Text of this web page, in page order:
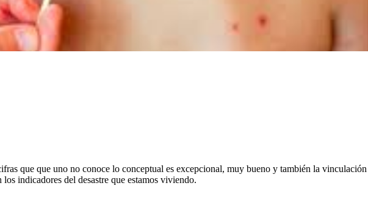
que que uno no conoce lo conceptual es excepcional, muy bueno y también la vinculación
indicadores del desastre que estamos viviendo.